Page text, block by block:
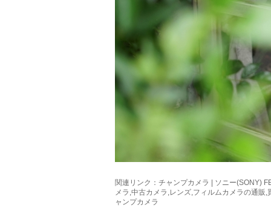
関連リンク： チャンプカメラ | ソニー(SONY)
メラ,中古カメラ,レンズ,フィルムカメラの通販
ャンプカメラ